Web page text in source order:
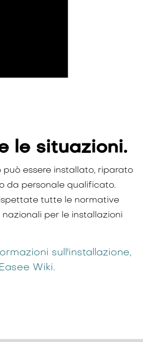
le situazioni.
essere installato, riparato
da personale qualificato.
tutte le normative
nazionali per le installazioni
sull'installazione,
Wiki.